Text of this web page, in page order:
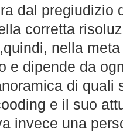
dal pregiudizio
corretta
nella
e dipende da
di quali
e il suo
invece una